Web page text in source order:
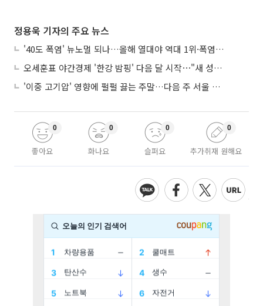
정용욱 기자의 주요 뉴스
'40도 폭염' 뉴노멀 되나…올해 열대야 역대 1위·폭염일수 평년 3배 넘어
오세훈표 야간경제 '한강 밤핑' 다음 달 시작⋯"새 성장동력 만들 것"
'이중 고기압' 영향에 펄펄 끓는 주말…다음 주 서울 포함 서쪽이 더 덥다
좋아요
0
화나요
0
슬퍼요
0
추가취재 원해요
0